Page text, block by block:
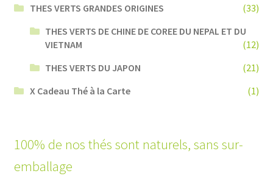
THES VERTS GRANDES ORIGINES
(33)
THES VERTS DE CHINE DE COREE DU NEPAL ET DU
VIETNAM
(12)
THES VERTS DU JAPON
(21)
X Cadeau Thé à la Carte
(1)
100% de nos thés sont naturels, sans sur-
emballage